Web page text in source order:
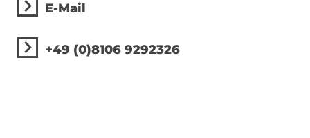
E-Mail
+49 (0)8106 9292326